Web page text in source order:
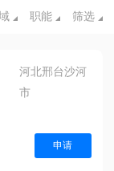
职能 筛选
河北邢台沙河
市
申请